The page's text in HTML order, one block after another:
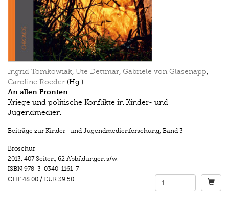
Ingrid Tomkowiak, Ute Dettmar, Gabriele von Glasenapp,
Caroline Roeder (Hg.)
An allen Fronten
Kriege und politische Konflikte in Kinder- und
Jugendmedien
Beiträge zur Kinder- und Jugendmedienforschung, Band 3
Broschur
2013. 407 Seiten, 62 Abbildungen s/w.
ISBN 978-3-0340-1161-7
CHF 48.00 / EUR 39.50